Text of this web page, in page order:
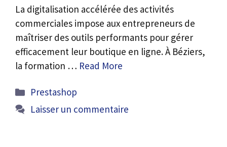
La digitalisation accélérée des activités
commerciales impose aux entrepreneurs de
maîtriser des outils performants pour gérer
efficacement leur boutique en ligne. À Béziers,
la formation … Read More
Catégories
Prestashop
Laisser un commentaire